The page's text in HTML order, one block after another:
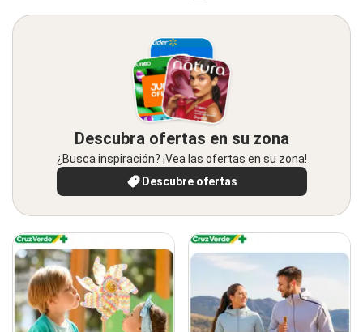
Descubra ofertas en su zona
¿Busca inspiración? ¡Vea las ofertas en su zona!
Descubre ofertas